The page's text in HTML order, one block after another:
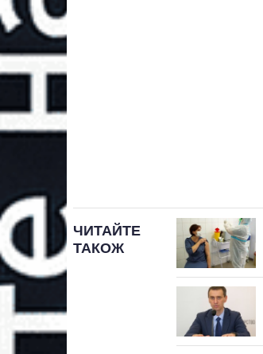
ЧИТАЙТЕ
ТАКОЖ